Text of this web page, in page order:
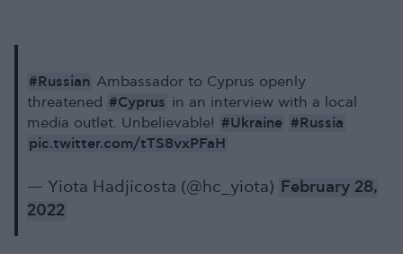
#Russian Ambassador to Cyprus openly
threatened #Cyprus in an interview with a local
media outlet. Unbelievable! #Ukraine #Russia
pic.twitter.com/tTS8vxPFaH
— Yiota Hadjicosta (@hc_yiota) February 28,
2022